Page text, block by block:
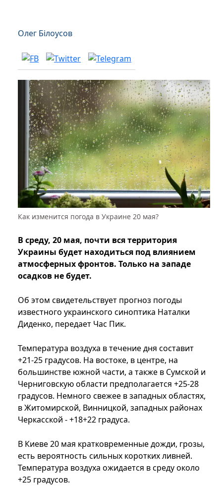
Олег Білоусов
Как изменится погода в Украине 20 мая?
В среду, 20 мая, почти вся территория
Украины будет находиться под влиянием
атмосферных фронтов. Только на западе
осадков не будет.
Об этом свидетельствует прогноз погоды
известного украинского синоптика Наталки
Диденко, передает Час Пик.
Температура воздуха в течение дня составит
+21-25 градусов. На востоке, в центре, на
большинстве южной части, а также в Сумской и
Черниговскую области предполагается +25-28
градусов. Немного свежее в западных областях,
в Житомирской, Винницкой, западных районах
Черкасской - +18+22 градуса.
В Киеве 20 мая кратковременные дожди, грозы,
есть вероятность сильных коротких ливней.
Температура воздуха ожидается в среду около
+25 градусов.